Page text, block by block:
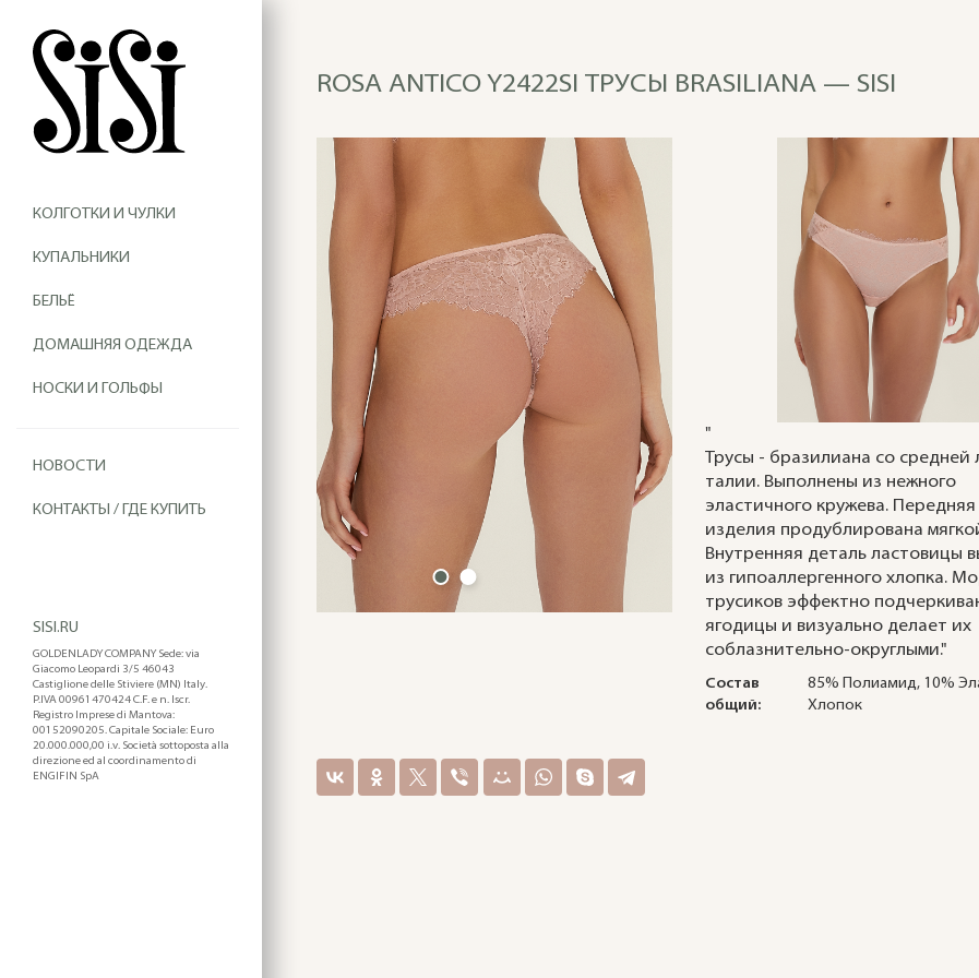
КОЛГОТКИ И ЧУЛКИ
КУПАЛЬНИКИ
БЕЛЬЁ
ДОМАШНЯЯ ОДЕЖДА
НОСКИ И ГОЛЬФЫ
НОВОСТИ
КОНТАКТЫ / ГДЕ КУПИТЬ
SISI.RU
GOLDENLADY COMPANY Sede: via
Giacomo Leopardi 3/5 46043
Castiglione delle Stiviere (MN) Italy.
P.IVA 00961470424 C.F. e n. Iscr.
Registro Imprese di Mantova:
00152090205. Capitale Sociale: Euro
20.000.000,00 i.v. Società sottoposta alla
direzione ed al coordinamento di
ENGIFIN SpA
ROSA ANTICO Y2422SI ТРУСЫ BRASILIANA — SISI
"
Трусы - бразилиана со средней
талии. Выполнены из нежного
эластичного кружева. Передняя
изделия продублирована
Внутренняя деталь ластовицы
из гипоаллергенного хлопка.
трусиков эффектно
ягодицы и визуально делает их
соблазнительно-округлыми."
Состав
общий:
85% Полиамид, 10%
Хлопок